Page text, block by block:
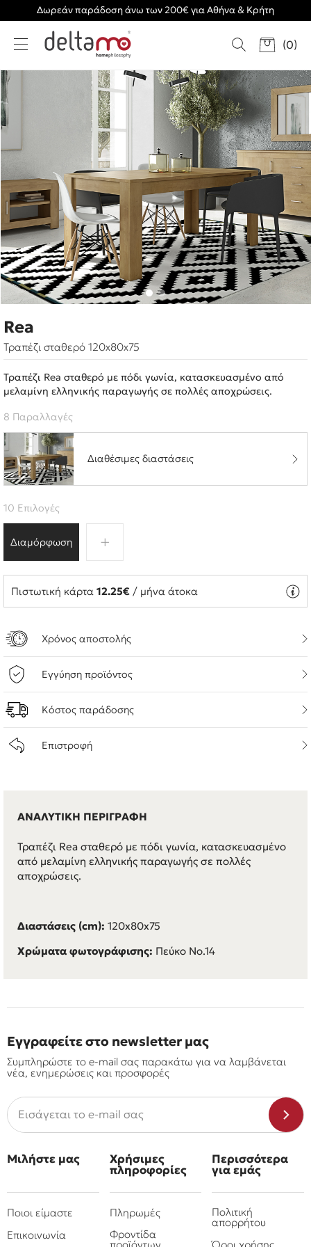
Δωρεάν παράδοση άνω των 200€ για Αθήνα & Κρήτη
(0)
Rea
Τραπέζι σταθερό 120x80x75
Τραπέζι Rea σταθερό με πόδι γωνία, κατασκευασμένο από
μελαμίνη ελληνικής παραγωγής σε πολλές αποχρώσεις.
8 Παραλλαγές
Διαθέσιμες διαστάσεις
Διαμόρφωση
10 Επιλογές
Πιστωτική κάρτα 12.25€ / μήνα άτοκα
Χρόνος αποστολής
Εγγύηση προϊόντος
Κόστος παράδοσης
Επιστροφή
ΑΝΑΛΥΤΙΚΗ ΠΕΡΙΓΡΑΦΗ
Τραπέζι Rea σταθερό με πόδι γωνία, κατασκευασμένο
από μελαμίνη ελληνικής παραγωγής σε πολλές
αποχρώσεις.
Διαστάσεις (cm): 120x80x75
Χρώματα φωτογράφισης: Πεύκο Νο.14
Εγγραφείτε στο newsletter μας
Συμπληρώστε το e-mail σας παρακάτω για να λαμβάνεται
νέα, ενημερώσεις και προσφορές
Μιλήστε μας
Ποιοι είμαστε
Επικοινωνία
Χρήσιμες
πληροφορίες
Πληρωμές
Φροντίδα
Περισσότερα
για εμάς
Πολιτική
απορρήτου